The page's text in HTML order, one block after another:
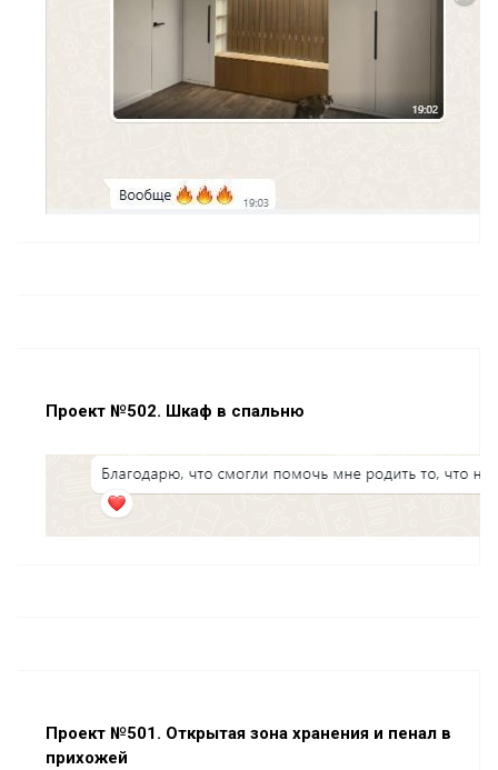
Проект №502. Шкаф в спальню
Проект №501. Открытая зона хранения и пенал в
прихожей